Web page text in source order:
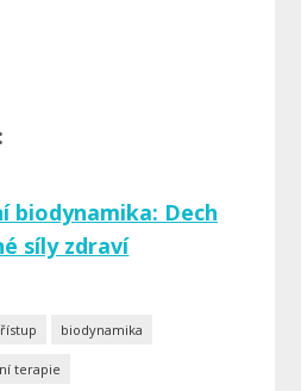
biodynamika: Dech
síly zdraví
biodynamika
terapie